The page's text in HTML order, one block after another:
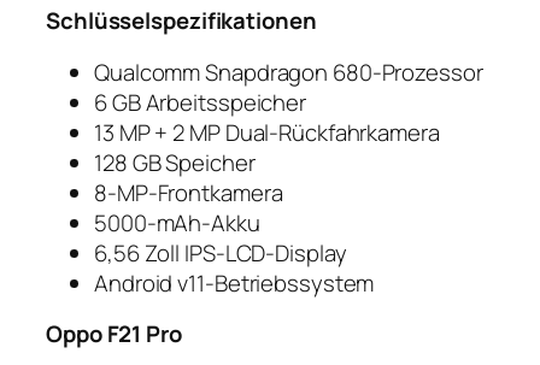
Schlüsselspezifikationen
Qualcomm Snapdragon 680-Prozessor
6 GB Arbeitsspeicher
13 MP + 2 MP Dual-Rückfahrkamera
128 GB Speicher
8-MP-Frontkamera
5000-mAh-Akku
6,56 Zoll IPS-LCD-Display
Android v11-Betriebssystem
Oppo F21 Pro